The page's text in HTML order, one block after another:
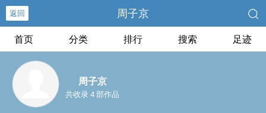
返回 周子京
首页 分类 排行 搜索 足迹
周子京
共收录 4 部作品